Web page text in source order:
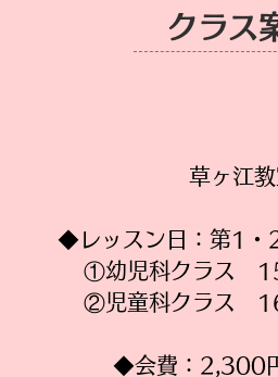
クラス
草ヶ江
◆レッスン日：第1
①幼児科クラス
②児童科クラス
◆会費：2,300